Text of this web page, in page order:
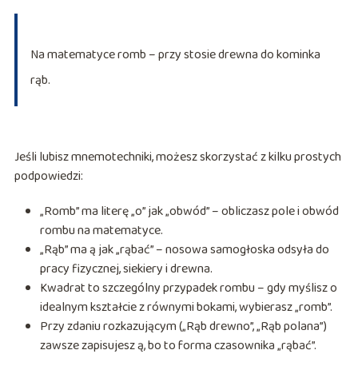
Na matematyce romb – przy stosie drewna do kominka
rąb.
Jeśli lubisz mnemotechniki, możesz skorzystać z kilku prostych
podpowiedzi:
„Romb” ma literę „o” jak „obwód” – obliczasz pole i obwód
rombu na matematyce.
„Rąb” ma ą jak „rąbać” – nosowa samogłoska odsyła do
pracy fizycznej, siekiery i drewna.
Kwadrat to szczególny przypadek rombu – gdy myślisz o
idealnym kształcie z równymi bokami, wybierasz „romb”.
Przy zdaniu rozkazującym („Rąb drewno”, „Rąb polana”)
zawsze zapisujesz ą, bo to forma czasownika „rąbać”.